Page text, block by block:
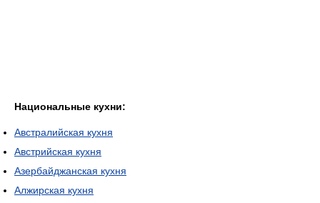
Национальные кухни:
Австралийская кухня
Австрийская кухня
Азербайджанская кухня
Алжирская кухня